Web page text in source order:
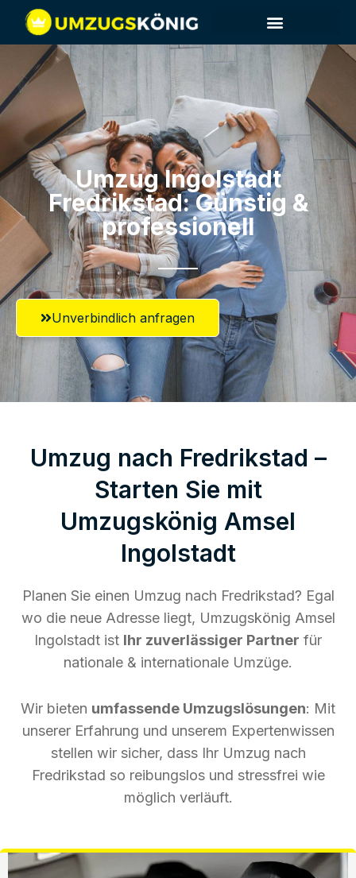
Umzug Ingolstadt​
Fredrikstad: Günstig &
professionell​
Unverbindlich anfragen
Umzug nach Fredrikstad –
Starten Sie mit
Umzugskönig Amsel
Ingolstadt
Planen Sie einen Umzug nach Fredrikstad? Egal
wo die neue Adresse liegt, Umzugskönig Amsel
Ingolstadt ist Ihr zuverlässiger Partner für
nationale & internationale Umzüge.
Wir bieten umfassende Umzugslösungen: Mit
unserer Erfahrung und unserem Expertenwissen
stellen wir sicher, dass Ihr Umzug nach
Fredrikstad so reibungslos und stressfrei wie
möglich verläuft.